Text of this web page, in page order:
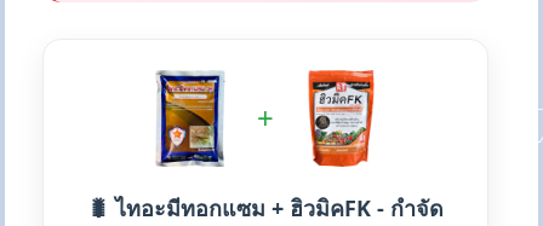
+
🐛 ไทอะมีทอกแซม + ฮิวมิคFK - กำจัด